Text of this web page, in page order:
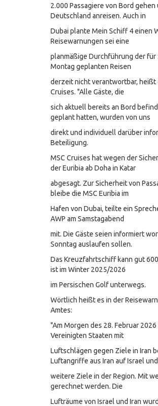
2.000 Passagiere von Bord
Deutschland anreisen. Auch in
Dubai plante Mein Schiff 4 einen
Reisewarnungen sei eine
planmäßige Durchführung der für
Montag geplanten Reisen
derzeit nicht verantwortbar, heißt
Cruises. "Alle Gäste, die
sich aktuell bereits an Bord
geplant hatten, wurden von uns
direkt und individuell darüber
Beteiligung.
MSC Cruises hat wegen der
der Euribia ab Doha in Katar
abgesagt. Zur Sicherheit von
bleibe die MSC Euribia im
Hafen von Dubai, teilte ein
AWP am Samstagabend
mit. Die Gäste seien informiert
Sonntag auslaufen sollen.
Das Kreuzfahrtschiff kann gut
ist im Winter 2025/2026
im Persischen Golf unterwegs.
Wörtlich heißt es in der
Amtes:
"Am Morgen des 28. Februar
Vereinigten Staaten mit
Luftschlägen gegen Ziele in Iran
Luftangriffe aus Iran auf Israel und
weitere Ziele in der Region. Mit
gerechnet werden. Die
Lufträume von Israel und Iran